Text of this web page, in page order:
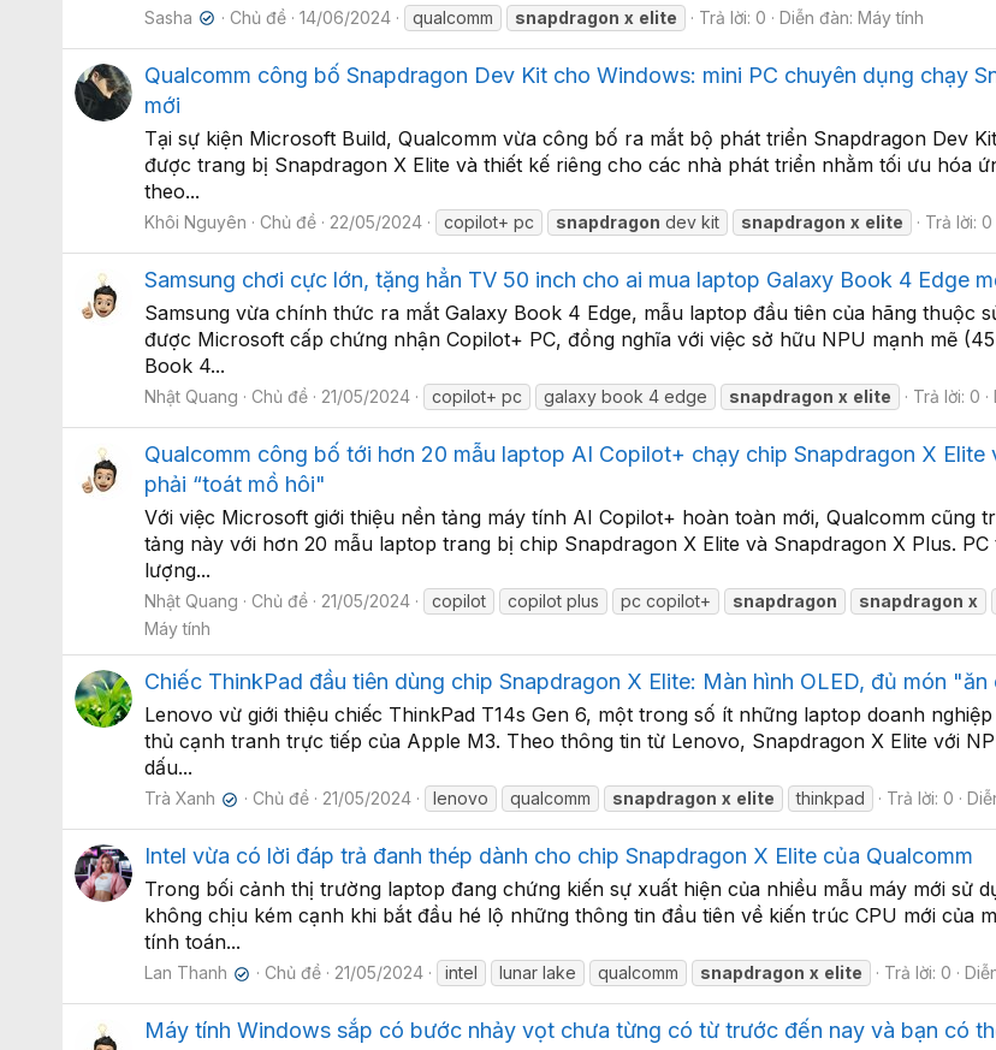
Sasha ✔ Chủ đề 14/06/2024 qualcomm snapdragon x elite Trả lời: 0 Diễn đàn:Máy tính
Qualcomm công bố Snapdragon Dev Kit cho Windows: mini PC chuyên dụng chạy
mới
Tại sự kiện Microsoft Build, Qualcomm vừa công bố ra mắt bộ phát triển Snapdragon Dev
được trang bị Snapdragon X Elite và thiết kế riêng cho các nhà phát triển nhằm tối ưu hóa
theo...
Khôi Nguyên Chủ đề 22/05/2024 copilot+ pc snapdragon dev kit snapdragon x elite Trả lời: 0
Samsung chơi cực lớn, tặng hẳn TV 50 inch cho ai mua laptop Galaxy Book 4 Edge
Samsung vừa chính thức ra mắt Galaxy Book 4 Edge, mẫu laptop đầu tiên của hãng thuộc
được Microsoft cấp chứng nhận Copilot+ PC, đồng nghĩa với việc sở hữu NPU mạnh mẽ
Book 4...
Nhật Quang Chủ đề 21/05/2024 copilot+ pc galaxy book 4 edge snapdragon x elite Trả lời: 0
Qualcomm công bố tới hơn 20 mẫu laptop AI Copilot+ chạy chip Snapdragon X
phải “toát mồ hôi"
Với việc Microsoft giới thiệu nền tảng máy tính AI Copilot+ hoàn toàn mới, Qualcomm
tảng này với hơn 20 mẫu laptop trang bị chip Snapdragon X Elite và Snapdragon X Plus.
lượng...
Nhật Quang Chủ đề 21/05/2024 copilot copilot plus pc copilot+ snapdragon snapdragon x
Máy tính
Chiếc ThinkPad đầu tiên dùng chip Snapdragon X Elite: Màn hình OLED, đủ món "ăn
Lenovo vừ giới thiệu chiếc ThinkPad T14s Gen 6, một trong số ít những laptop doanh
thủ cạnh tranh trực tiếp của Apple M3. Theo thông tin từ Lenovo, Snapdragon X Elite với
dấu...
Trà Xanh ✔ Chủ đề 21/05/2024 lenovo qualcomm snapdragon x elite thinkpad Trả lời: 0
Intel vừa có lời đáp trả đanh thép dành cho chip Snapdragon X Elite của Qualcomm
Trong bối cảnh thị trường laptop đang chứng kiến sự xuất hiện của nhiều mẫu máy mới sử
không chịu kém cạnh khi bắt đầu hé lộ những thông tin đầu tiên về kiến trúc CPU mới của
tính toán...
Lan Thanh ✔ Chủ đề 21/05/2024 intel lunar lake qualcomm snapdragon x elite Trả lời: 0
Máy tính Windows sắp có bước nhảy vọt chưa từng có từ trước đến nay và bạn có